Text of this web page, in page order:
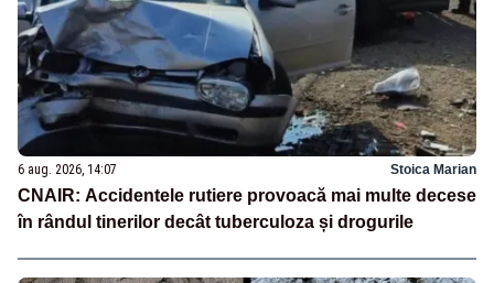
6 aug. 2026, 14:07 Stoica Marian
CNAIR: Accidentele rutiere provoacă mai multe decese
în rândul tinerilor decât tuberculoza și drogurile